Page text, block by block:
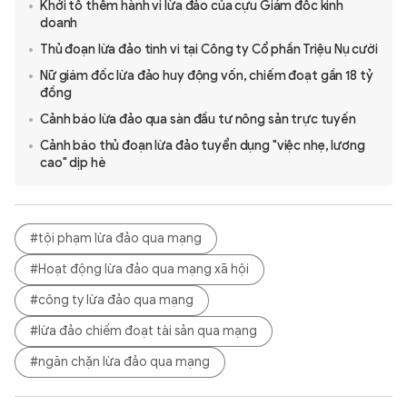
Khởi tố thêm hành vi lừa đảo của cựu Giám đốc kinh
doanh
Thủ đoạn lừa đảo tinh vi tại Công ty Cổ phần Triệu Nụ cười
Nữ giám đốc lừa đảo huy động vốn, chiếm đoạt gần 18 tỷ
đồng
Cảnh báo lừa đảo qua sàn đầu tư nông sản trực tuyến
Cảnh báo thủ đoạn lừa đảo tuyển dụng "việc nhẹ, lương
cao" dịp hè
#tội phạm lừa đảo qua mạng
#Hoạt động lừa đảo qua mạng xã hội
#công ty lừa đảo qua mạng
#lừa đảo chiếm đoạt tài sản qua mạng
#ngăn chặn lừa đảo qua mạng